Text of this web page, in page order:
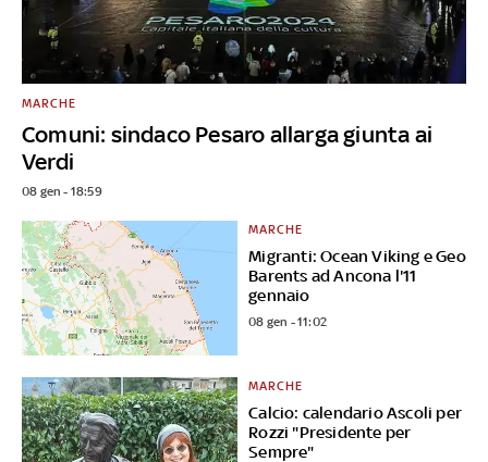
Comuni: sindaco Pesaro allarga giunta ai
Verdi
MARCHE
08 gen - 18:59
Migranti: Ocean Viking e Geo
Barents ad Ancona l'11
gennaio
MARCHE
08 gen - 11:02
Calcio: calendario Ascoli per
Rozzi "Presidente per
Sempre"
MARCHE